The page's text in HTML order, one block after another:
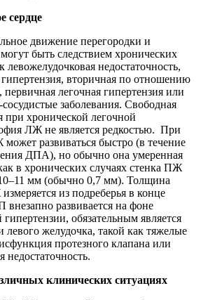
сердце
движение перегородки и
быть следствием хронических
левожелудочковая недостаточность,
гипертензия, вторичная по отношению
легочная гипертензия или
заболевания. Свободная
хронической легочной
ЛЖ не является редкостью. При
развиваться быстро (в течение
ДПА), но обычно она умеренная
в хронических случаях стенка ПЖ
мм (обычно 0,7 мм). Толщина
из подреберья в конце
развивается на фоне
обязательным является
левого желудочка, такой как тяжелые
протезного клапана или
недостаточность.
клинических ситуациях